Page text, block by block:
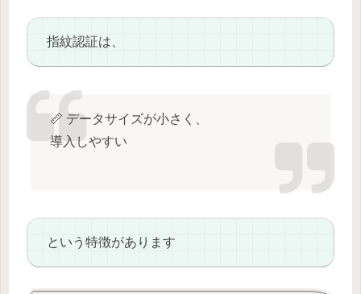
指紋認証は、
📏 データサイズが小さく、
導入しやすい
という特徴があります